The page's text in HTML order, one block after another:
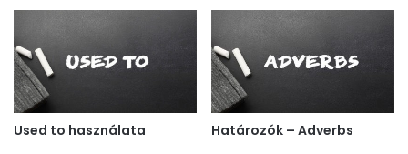
Used to használata Határozók – Adverbs